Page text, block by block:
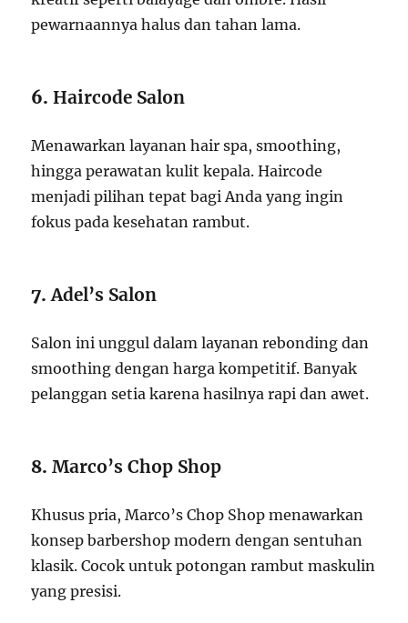
pewarnaannya halus dan tahan lama.
6.Haircode Salon
Menawarkan layanan hair spa, smoothing,
hingga perawatan kulit kepala. Haircode
menjadi pilihan tepat bagi Anda yang ingin
fokus pada kesehatan rambut.
7.Adel’s Salon
Salon ini unggul dalam layanan rebonding dan
smoothing dengan harga kompetitif. Banyak
pelanggan setia karena hasilnya rapi dan awet.
8.Marco’s Chop Shop
Khusus pria, Marco’s Chop Shop menawarkan
konsep barbershop modern dengan sentuhan
klasik. Cocok untuk potongan rambut maskulin
yang presisi.